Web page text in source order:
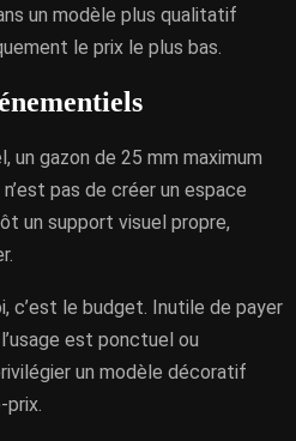
un modèle plus qualitatif
le prix le plus bas.
un gazon de 25 mm maximum
pas de créer un espace
un support visuel propre,
c’est le budget. Inutile de payer
est ponctuel ou
un modèle décoratif